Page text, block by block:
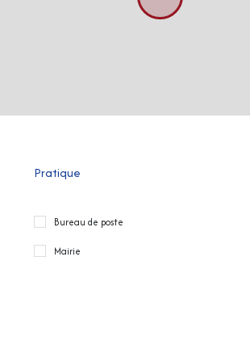
Pratique
Bureau de poste
Mairie